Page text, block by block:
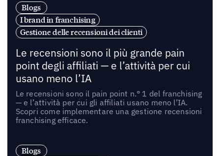
Blogs
I brand in franchising
Gestione delle recensioni dei clienti
Le recensioni sono il più grande pain
point degli affiliati — e l’attività per cui
usano meno l’IA
Le recensioni sono il pain point n.° 1 del franchising
— e l’attività per cui gli affiliati usano meno l’IA.
Scopri come implementare una gestione recensioni
franchising efficace.
Blogs